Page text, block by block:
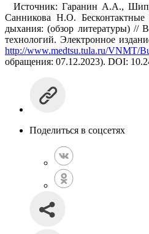
Источник: Гаранин А.А.,
Санникова Н.О. Бесконтактные
дыхания: (обзор литературы) //
технологий. Электронное
http://www.medtsu.tula.ru/VNMT/
обращения: 07.12.2023). DOI:
Поделиться в соцсетях